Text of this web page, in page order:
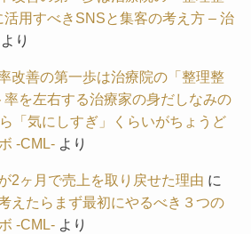
活用すべきSNSと集客の考え方 – 治
り
改善の第一歩は治療院の「整理整
率を左右する治療家の身だしなみの
「気にしすぎ」くらいがちょうど
-CML-より
2ヶ月で売上を取り戻せた理由 に
えたらまず最初にやるべき３つの
-CML-より